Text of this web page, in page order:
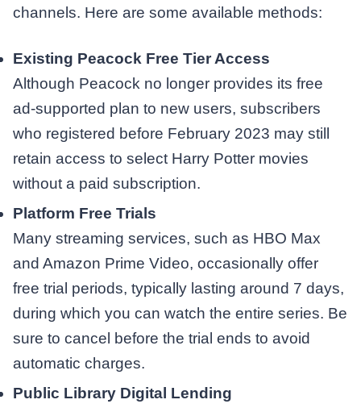
channels. Here are some available methods:
Existing Peacock Free Tier Access
Although Peacock no longer provides its free
ad-supported plan to new users, subscribers
who registered before February 2023 may still
retain access to select Harry Potter movies
without a paid subscription.
Platform Free Trials
Many streaming services, such as HBO Max
and Amazon Prime Video, occasionally offer
free trial periods, typically lasting around 7 days,
during which you can watch the entire series. Be
sure to cancel before the trial ends to avoid
automatic charges.
Public Library Digital Lending